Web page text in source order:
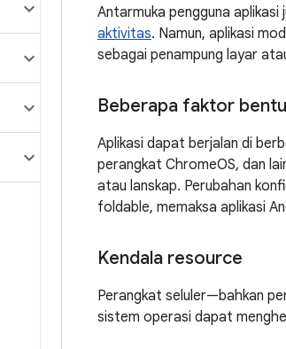
Antarmuka pengguna aplikasi
aktivitas. Namun, aplikasi
sebagai penampung layar
Beberapa faktor
Aplikasi dapat berjalan di
perangkat ChromeOS, dan
atau lanskap. Perubahan
foldable, memaksa aplikasi
Kendala resource
Perangkat seluler—bahkan
sistem operasi dapat